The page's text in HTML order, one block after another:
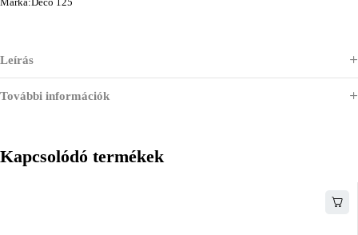
Leírás
További információk
Kapcsolódó termékek